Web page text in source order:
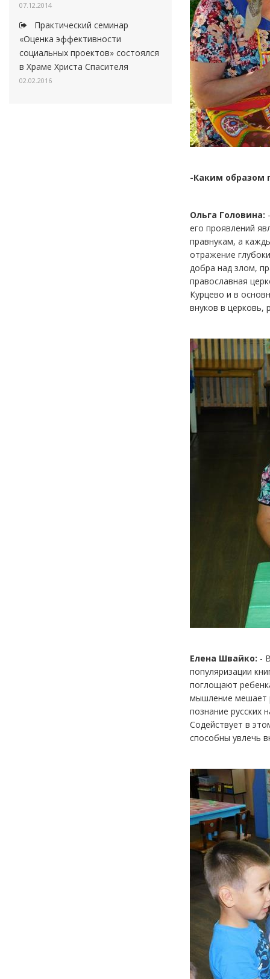
07.12.2014
Практический семинар
«Оценка эффективности
социальных проектов» состоялся
в Храме Христа Спасителя
02.02.2016
-Каким образом
Ольга Головина:
его проявлений
правнукам, а
отражение
добра над злом,
православная
Курцево и в
внуков в церковь,
Елена Швайко: -
популяризации
поглощают
мышление мешает
познание русских
Содействует в
способны увлечь